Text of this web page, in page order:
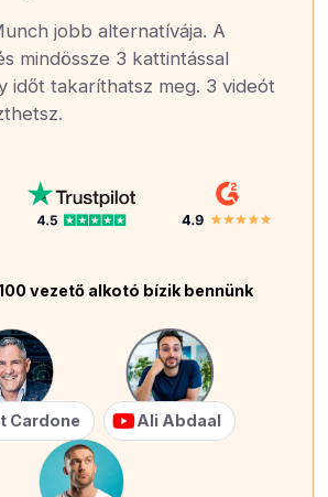
jobb alternatívája. A
mindössze 3 kattintással
időt takaríthatsz meg. 3 videót
vezető alkotó bízik bennünk
Cardone Ali Abdaal